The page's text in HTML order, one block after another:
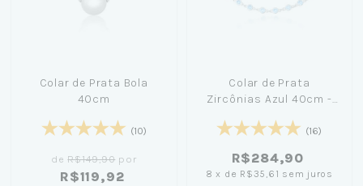
Colar de Prata Bola
40cm
(10)
deR$149,90 por
R$119,92
Colar de Prata
Zircônias Azul 40cm -
(16)
R$284,90
8 x de R$35,61 sem juros